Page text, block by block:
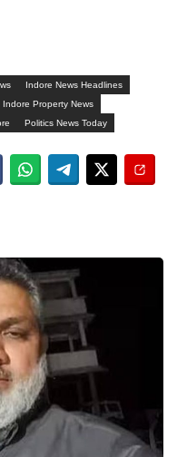
Indore News Headlines
Indore Property News
Politics News Today